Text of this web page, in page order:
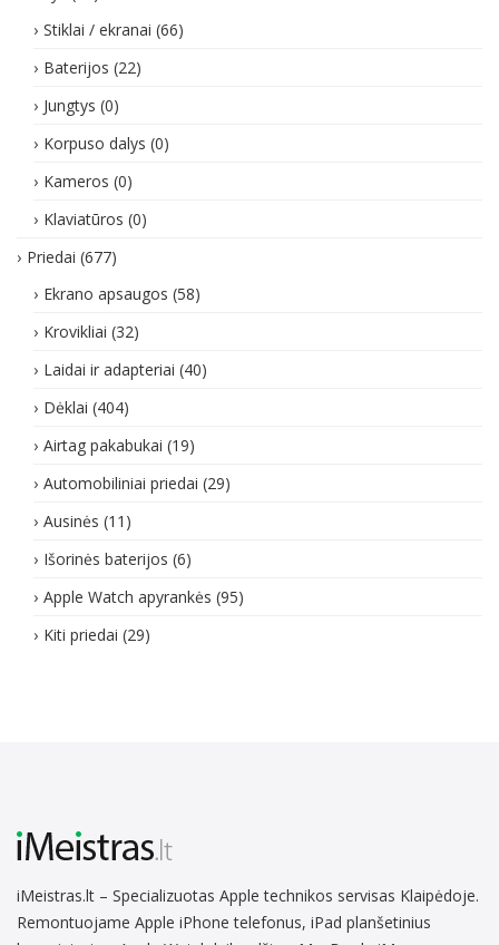
Stiklai / ekranai (66)
Baterijos (22)
Jungtys (0)
Korpuso dalys (0)
Kameros (0)
Klaviatūros (0)
Priedai (677)
Ekrano apsaugos (58)
Krovikliai (32)
Laidai ir adapteriai (40)
Dėklai (404)
Airtag pakabukai (19)
Automobiliniai priedai (29)
Ausinės (11)
Išorinės baterijos (6)
Apple Watch apyrankės (95)
Kiti priedai (29)
iMeistras.lt – Specializuotas Apple technikos servisas Klaipėdoje.
Remontuojame Apple iPhone telefonus, iPad planšetinius